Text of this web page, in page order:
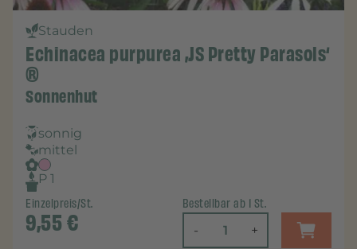
Stauden
Echinacea purpurea ‚JS Pretty Parasols‘
®
Sonnenhut
sonnig
mittel
P 1
Einzelpreis/St.
9,55€
Bestellbar ab 1 St.
- +